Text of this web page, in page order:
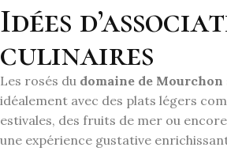
Idées
culinaires
Les rosés du domaine de Mourchon
idéalement avec des plats légers
estivales, des fruits de mer ou
une expérience gustative